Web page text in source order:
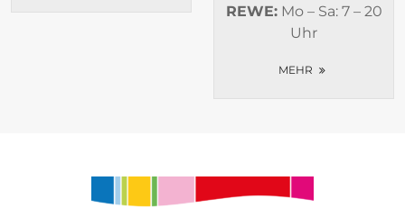
REWE:Mo – Sa: 7 – 20
Uhr
MEHR